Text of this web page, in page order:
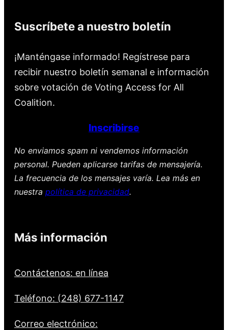
Suscríbete a nuestro boletín
¡Manténgase informado! Regístrese para
recibir nuestro boletín semanal e información
sobre votación de Voting Access for All
Coalition.
Inscribirse
No enviamos spam ni vendemos información
personal. Pueden aplicarse tarifas de mensajería.
La frecuencia de los mensajes varía. Lea más en
nuestra política de privacidad.
Más información
Contáctenos: en línea
Teléfono: (248) 677-1147
Correo electrónico: